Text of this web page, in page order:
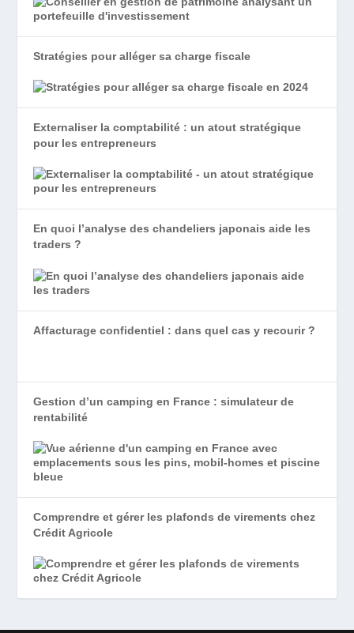
Stratégies pour alléger sa charge fiscale
Externaliser la comptabilité : un atout stratégique
pour les entrepreneurs
En quoi l’analyse des chandeliers japonais aide les
traders ?
Affacturage confidentiel : dans quel cas y recourir ?
Gestion d’un camping en France : simulateur de
rentabilité
Comprendre et gérer les plafonds de virements chez
Crédit Agricole